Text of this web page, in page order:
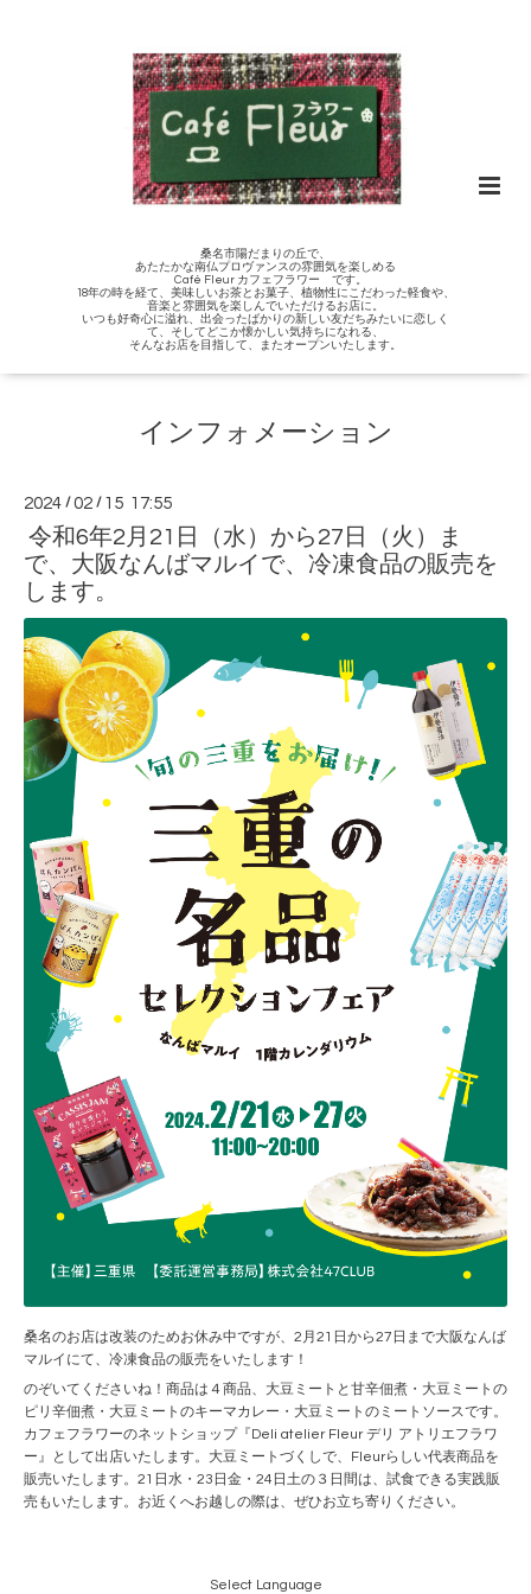
桑名市陽だまりの丘で、
あたたかな南仏プロヴァンスの雰囲気を楽しめる
Café Fleur カフェフラワー です。
18年の時を経て、美味しいお茶とお菓子、植物性にこだわった軽食や、
音楽と雰囲気を楽しんでいただけるお店に。
いつも好奇心に溢れ、出会ったばかりの新しい友だちみたいに恋しく
て、そしてどこか懐かしい気持ちになれる、
そんなお店を目指して、またオープンいたします。
インフォメーション
2024 /02 / 15 17:55
令和6年2月21日（水）から27日（火）ま
で、大阪なんばマルイで、冷凍食品の販売を
します。
桑名のお店は改装のためお休み中ですが、2月21日から27日まで大阪なんば
マルイにて、冷凍食品の販売をいたします！
のぞいてくださいね！商品は４商品、大豆ミートと甘辛佃煮・大豆ミートの
ピリ辛佃煮・大豆ミートのキーマカレー・大豆ミートのミートソースです。
カフェフラワーのネットショップ『Deli atelier Fleur デリ アトリエフラワ
ー』として出店いたします。大豆ミートづくしで、Fleurらしい代表商品を
販売いたします。21日水・23日金・24日土の３日間は、試食できる実践販
売もいたします。お近くへお越しの際は、ぜひお立ち寄りください。
Select Language